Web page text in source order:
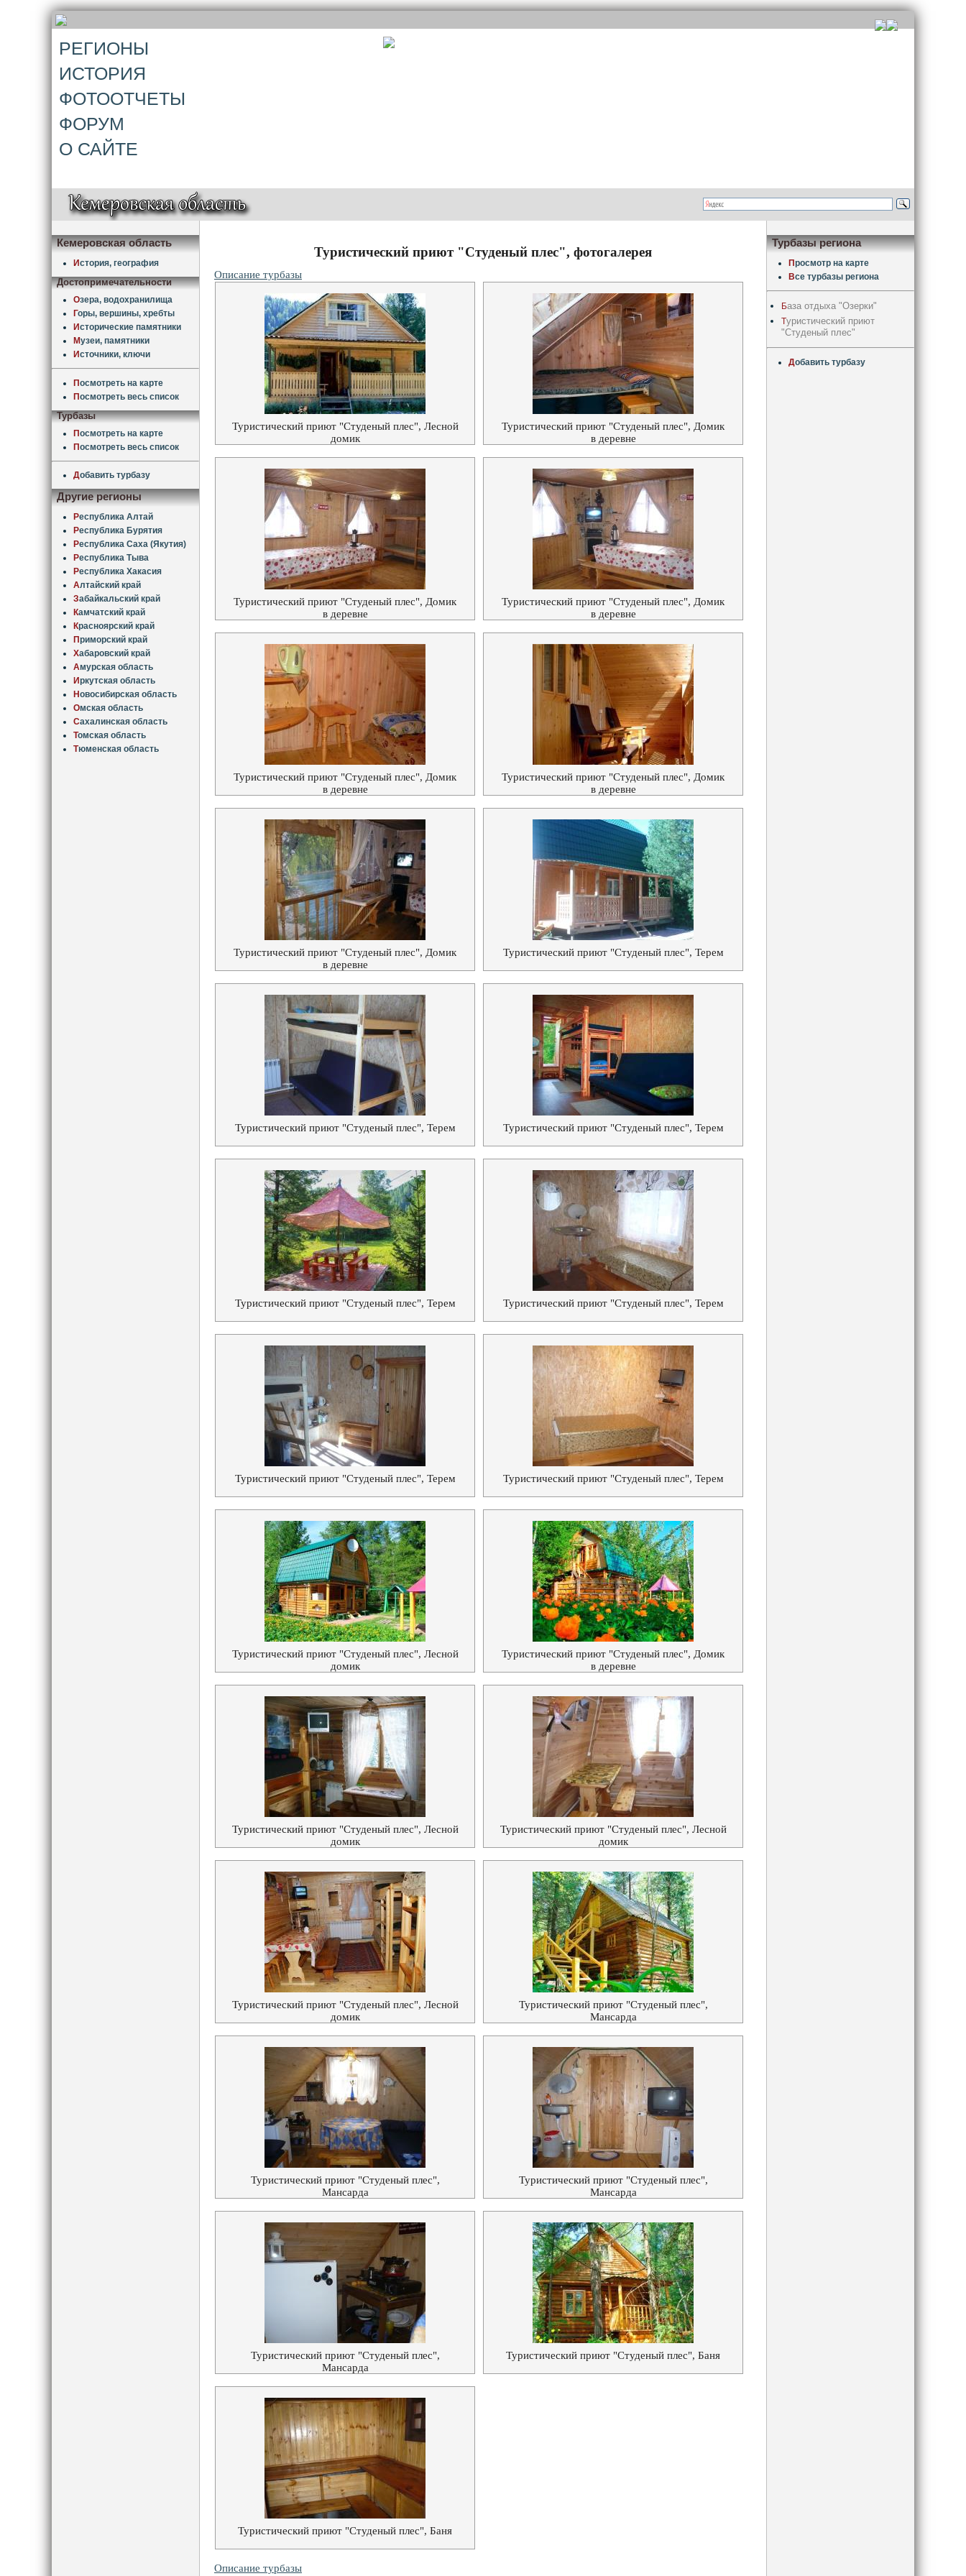
РЕГИОНЫ
ИСТОРИЯ
ФОТООТЧЕТЫ
ФОРУМ
О САЙТЕ
Кемеровская область
История, география
Достопримечательности
Озера, водохранилища
Горы, вершины, хребты
Исторические памятники
Музеи, памятники
Источники, ключи
Посмотреть на карте
Посмотреть весь список
Турбазы
Посмотреть на карте
Посмотреть весь список
Добавить турбазу
Другие регионы
Республика Алтай
Республика Бурятия
Республика Саха (Якутия)
Республика Тыва
Республика Хакасия
Алтайский край
Забайкальский край
Камчатский край
Красноярский край
Приморский край
Хабаровский край
Амурская область
Иркутская область
Новосибирская область
Омская область
Сахалинская область
Томская область
Тюменская область
Туристический приют "Студеный плес", фотогалерея
Описание турбазы
Туристический приют "Студеный плес", Лесной
домик
Туристический приют "Студеный плес", Домик
в деревне
Туристический приют "Студеный плес", Домик
в деревне
Туристический приют "Студеный плес", Домик
в деревне
Туристический приют "Студеный плес", Домик
в деревне
Туристический приют "Студеный плес", Домик
в деревне
Туристический приют "Студеный плес", Домик
в деревне
Туристический приют "Студеный плес", Терем
Туристический приют "Студеный плес", Терем Туристический приют "Студеный плес", Терем
Туристический приют "Студеный плес", Терем Туристический приют "Студеный плес", Терем
Туристический приют "Студеный плес", Терем Туристический приют "Студеный плес", Терем
Туристический приют "Студеный плес", Лесной
домик
Туристический приют "Студеный плес", Домик
в деревне
Туристический приют "Студеный плес", Лесной
домик
Туристический приют "Студеный плес", Лесной
домик
Туристический приют "Студеный плес", Лесной
домик
Туристический приют "Студеный плес",
Мансарда
Туристический приют "Студеный плес",
Мансарда
Туристический приют "Студеный плес",
Мансарда
Туристический приют "Студеный плес",
Мансарда
Туристический приют "Студеный плес", Баня
Туристический приют "Студеный плес", Баня
Описание турбазы
Турбазы региона
Просмотр на карте
Все турбазы региона
База отдыха "Озерки"
Туристический приют
"Студеный плес"
Добавить турбазу